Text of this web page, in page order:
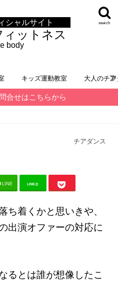
シャルサイト
ットネス
body
search
キッズ運動教室 大人のチ
合せはこちらから
チアダンス
LINE LINE@
ち着くかと思いきや、
出演オファーの対応に
るとは誰が想像したこ